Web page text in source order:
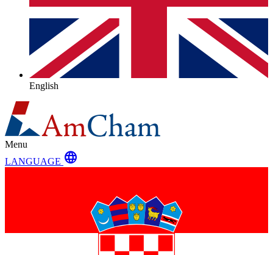
English
Menu
LANGUAGE language